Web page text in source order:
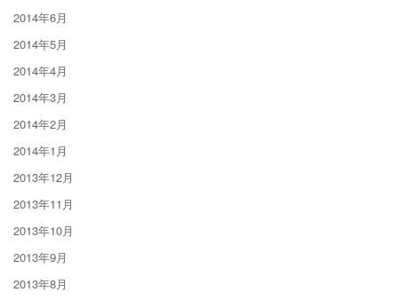
2014年6月
2014年5月
2014年4月
2014年3月
2014年2月
2014年1月
2013年12月
2013年11月
2013年10月
2013年9月
2013年8月